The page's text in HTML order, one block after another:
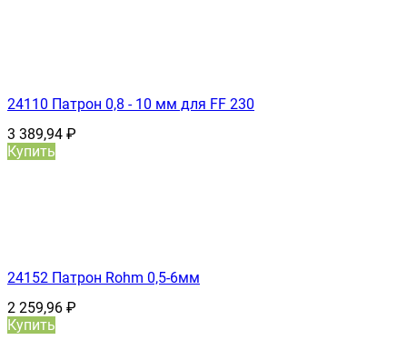
24110 Патрон 0,8 - 10 мм для FF 230
3 389,94 ₽
Купить
24152 Патрон Rohm 0,5-6мм
2 259,96 ₽
Купить